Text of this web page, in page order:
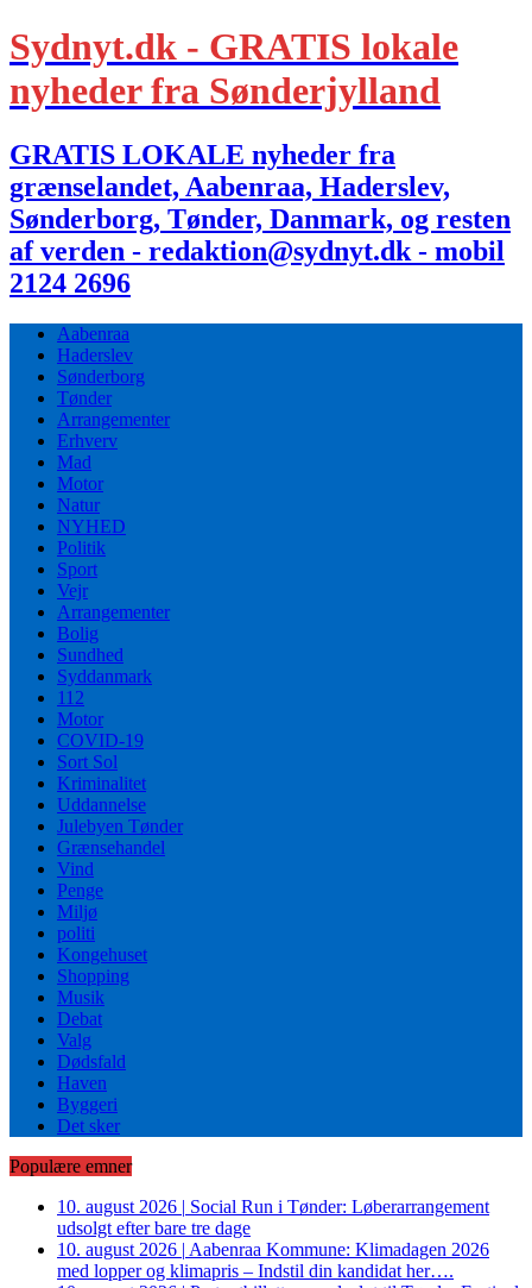
Sydnyt.dk - GRATIS lokale
nyheder fra Sønderjylland
GRATIS LOKALE nyheder fra
grænselandet, Aabenraa, Haderslev,
Sønderborg, Tønder, Danmark, og resten
af verden - redaktion@sydnyt.dk - mobil
2124 2696
Aabenraa
Haderslev
Sønderborg
Tønder
Arrangementer
Erhverv
Mad
Motor
Natur
NYHED
Politik
Sport
Vejr
Arrangementer
Bolig
Sundhed
Syddanmark
112
Motor
COVID-19
Sort Sol
Kriminalitet
Uddannelse
Julebyen Tønder
Grænsehandel
Vind
Penge
Miljø
politi
Kongehuset
Shopping
Musik
Debat
Valg
Dødsfald
Haven
Byggeri
Det sker
Populære emner
10. august 2026 | Social Run i Tønder: Løberarrangement
udsolgt efter bare tre dage
10. august 2026 | Aabenraa Kommune: Klimadagen 2026
med lopper og klimapris – Indstil din kandidat her….